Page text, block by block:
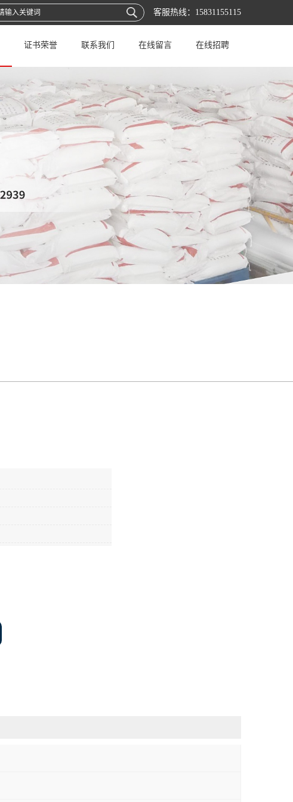
客服热线： 15831155115
证书荣誉 联系我们 在线留言 在线招聘